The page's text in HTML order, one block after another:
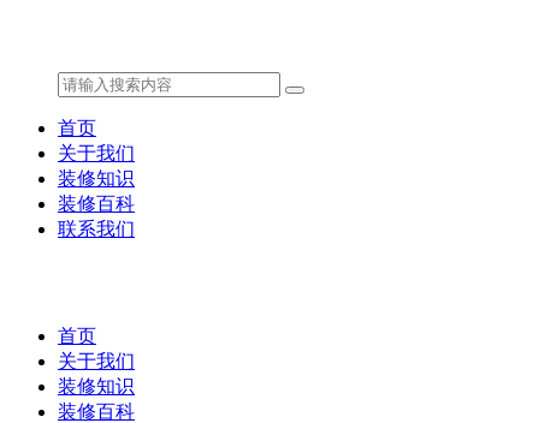
首页
关于我们
装修知识
装修百科
联系我们
首页
关于我们
装修知识
装修百科